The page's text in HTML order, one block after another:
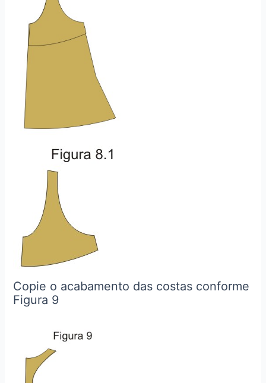
Copie o acabamento das costas conforme
Figura 9